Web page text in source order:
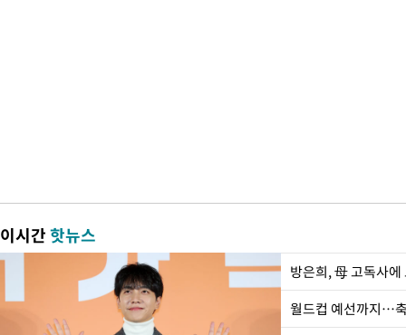
이시간핫뉴스
방은희, 母 고독사
월드컵 예선까지…